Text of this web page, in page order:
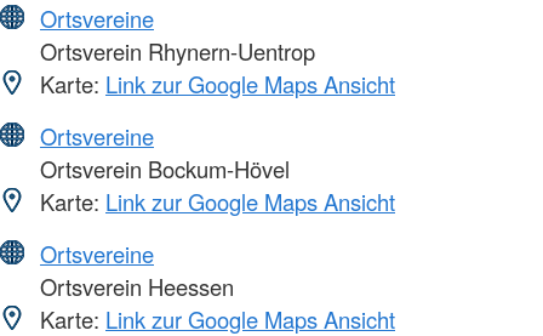
Ortsvereine
Ortsverein Rhynern-Uentrop
Karte: Link zur Google Maps Ansicht
Ortsvereine
Ortsverein Bockum-Hövel
Karte: Link zur Google Maps Ansicht
Ortsvereine
Ortsverein Heessen
Karte: Link zur Google Maps Ansicht